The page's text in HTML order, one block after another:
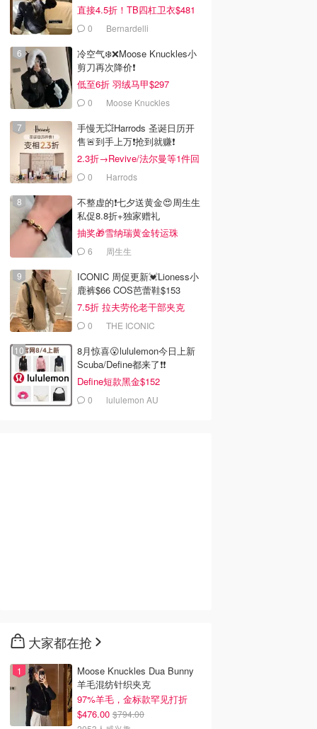
直接4.5折！TB四杠卫衣$481
0 Bernardelli
冷空气❄️❌️Moose Knuckles小
剪刀再次降价❗️
低至6折 羽绒马甲$297
0 Moose Knuckles
手慢无💥Harrods 圣诞日历开
售🚨到手上万❗️抢到就赚❗️
2.3折→Revive/法尔曼等1件回
本！0 Harrods
不整虚的❗️七夕送黄金😍周生生
私促8.8折+独家赠礼
抽奖🎁雪纳瑞黄金转运珠
6 周生生
ICONIC 周促更新💓Lioness小
鹿裤$66 COS芭蕾鞋$153
7.5折 拉夫劳伦老干部夹克
$4190 THE ICONIC
8月惊喜😮lululemon今日上新
Scuba/Define都来了❗️❗️
Define短款黑金$152
0 lululemon AU
大家都在抢
Moose Knuckles Dua Bunny
羊毛混纺针织夹克
97%羊毛，金标款罕见打折
$476.00 $794.00